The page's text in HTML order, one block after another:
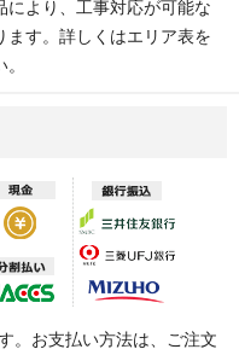
により、工事対応が可能な
ます。詳しくはエリア表を
。お支払い方法は、ご注文